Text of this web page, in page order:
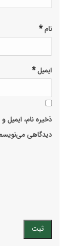
نام*
ایمیل*
ذخیره نام، ایمیل
دیدگاهی